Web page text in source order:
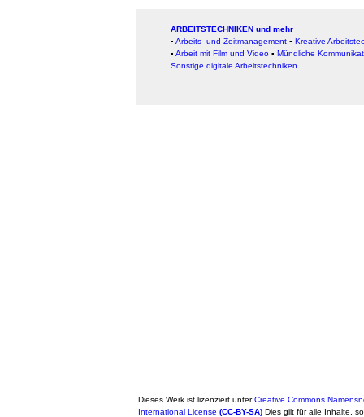
ARBEITSTECHNIKEN und mehr
▪ Arbeits- und Zeitmanagement ▪ Kreative
▪ Arbeit mit Film und Video ▪ Mündliche
Sonstige digitale Arbeitstechniken
Dieses Werk ist lizenziert unterCreative Commons
International License (CC-BY-SA) Dies gilt für alle Inhalte,